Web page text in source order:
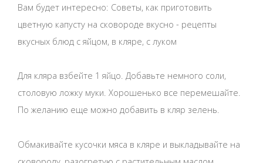
Вам будет интересно: Советы, как приготовить
цветную капусту на сковороде вкусно - рецепты
вкусных блюд с яйцом, в кляре, с луком
Для кляра взбейте 1 яйцо. Добавьте немного соли,
столовую ложку муки. Хорошенько все перемешайте.
По желанию еще можно добавить в кляр зелень.
Обмакивайте кусочки мяса в кляре и выкладывайте на